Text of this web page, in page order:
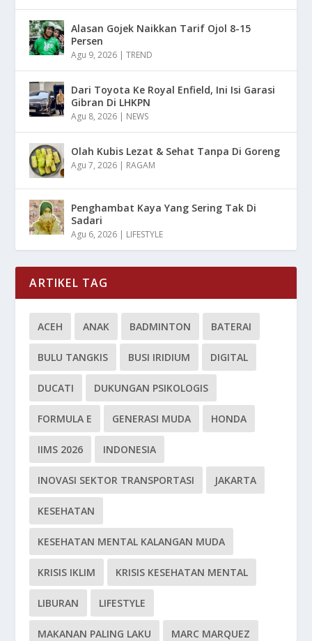
Alasan Gojek Naikkan Tarif Ojol 8-15
Persen
Agu 9, 2026 |TREND
Dari Toyota Ke Royal Enfield, Ini Isi Garasi
Gibran Di LHKPN
Agu 8, 2026 | NEWS
Olah Kubis Lezat & Sehat Tanpa Di Goreng
Agu 7, 2026 | RAGAM
Penghambat Kaya Yang Sering Tak Di
Sadari
Agu 6, 2026 | LIFESTYLE
ARTIKEL TAG
ACEH ANAK BADMINTON BATERAI
BULU TANGKIS BUSI IRIDIUM DIGITAL
DUCATI DUKUNGAN PSIKOLOGIS
FORMULA E GENERASI MUDA HONDA
IIMS 2026 INDONESIA
INOVASI SEKTOR TRANSPORTASI JAKARTA
KESEHATAN
KESEHATAN MENTAL KALANGAN MUDA
KRISIS IKLIM KRISIS KESEHATAN MENTAL
LIBURAN LIFESTYLE
MAKANAN PALING LAKU MARC MARQUEZ